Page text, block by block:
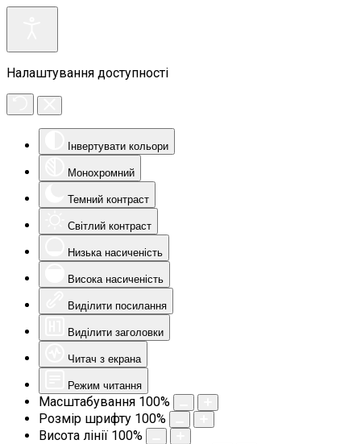
Налаштування доступності
Інвертувати кольори
Монохромний
Темний контраст
Світлий контраст
Низька насиченість
Висока насиченість
Виділити посилання
Виділити заголовки
Читач з екрана
Режим читання
Масштабування 100%
Розмір шрифту 100%
Висота лінії 100%